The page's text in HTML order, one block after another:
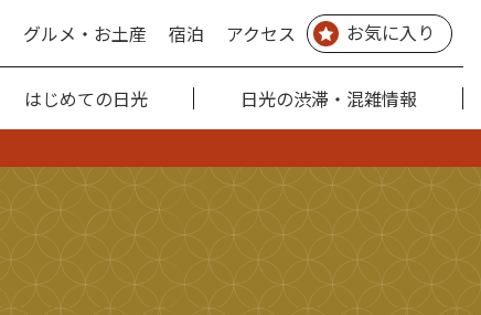
グルメ・お土産 宿泊 アクセス お気に入り
はじめての日光 日光の渋滞・混雑情報